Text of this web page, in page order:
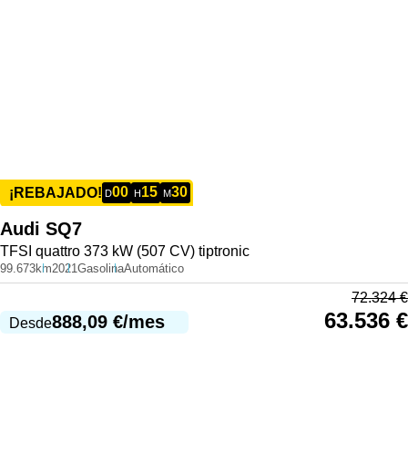
¡REBAJADO! D00 H 15 M30
Audi SQ7
TFSI quattro 373 kW (507 CV) tiptronic
99.673km2021GasolinaAutomático
Desde888,09 €/mes
72.324€
63.536 €